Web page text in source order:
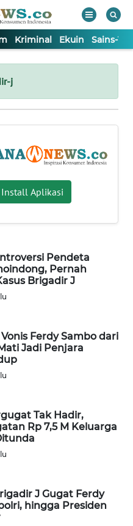
Kriminal Ekuin Sains-
j
Install Aplikasi
Pendeta
Pernah
Brigadir J
Ferdy Sambo dari
Jadi Penjara
Tak Hadir,
Rp 7,5 M Keluarga
J Gugat Ferdy
hingga Presiden